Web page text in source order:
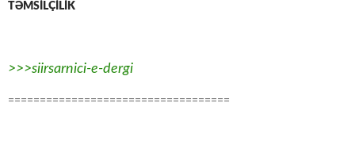
TƏMSİLÇİLİK
>>>siirsarnici-e-dergi
===================================